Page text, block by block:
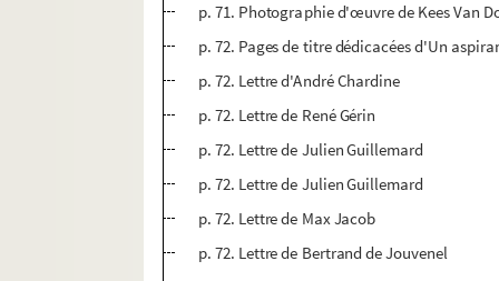
p. 71. Photographie d'œuvre de Kees Van
p. 72. Pages de titre dédicacées d'Un
p. 72. Lettre d'André Chardine
p. 72. Lettre de René Gérin
p. 72. Lettre de Julien Guillemard
p. 72. Lettre de Julien Guillemard
p. 72. Lettre de Max Jacob
p. 72. Lettre de Bertrand de Jouvenel